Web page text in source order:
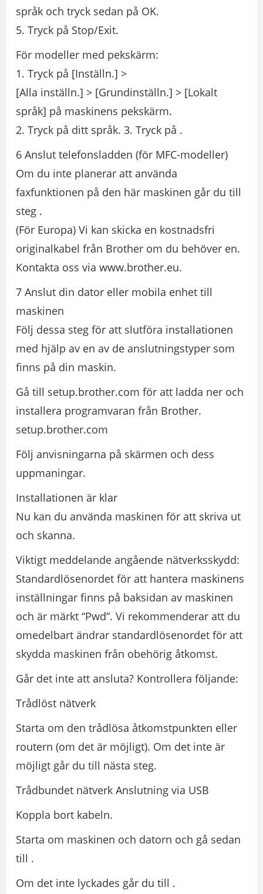
språk och tryck sedan på OK.
5. Tryck på Stop/Exit.
För modeller med pekskärm:
1. Tryck på [Inställn.] >
[Alla inställn.] > [Grundinställn.] > [Lokalt
språk] på maskinens pekskärm.
2. Tryck på ditt språk. 3. Tryck på .
6 Anslut telefonsladden (för MFC-modeller)
Om du inte planerar att använda
faxfunktionen på den här maskinen går du till
steg .
(För Europa) Vi kan skicka en kostnadsfri
originalkabel från Brother om du behöver en.
Kontakta oss via www.brother.eu.
7 Anslut din dator eller mobila enhet till
maskinen
Följ dessa steg för att slutföra installationen
med hjälp av en av de anslutningstyper som
finns på din maskin.
Gå till setup.brother.com för att ladda ner och
installera programvaran från Brother.
setup.brother.com
Följ anvisningarna på skärmen och dess
uppmaningar.
Installationen är klar
Nu kan du använda maskinen för att skriva ut
och skanna.
Viktigt meddelande angående nätverksskydd:
Standardlösenordet för att hantera maskinens
inställningar finns på baksidan av maskinen
och är märkt “Pwd”. Vi rekommenderar att du
omedelbart ändrar standardlösenordet för att
skydda maskinen från obehörig åtkomst.
Går det inte att ansluta? Kontrollera följande:
Trådlöst nätverk
Starta om den trådlösa åtkomstpunkten eller
routern (om det är möjligt). Om det inte är
möjligt går du till nästa steg.
Trådbundet nätverk Anslutning via USB
Koppla bort kabeln.
Starta om maskinen och datorn och gå sedan
till .
Om det inte lyckades går du till .